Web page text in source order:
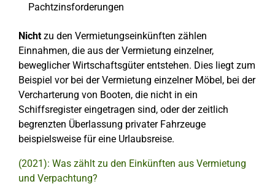
Pachtzinsforderungen
Nichtzu den Vermietungseinkünften zählen
Einnahmen, die aus der Vermietung einzelner,
beweglicher Wirtschaftsgüter entstehen. Dies liegt zum
Beispiel vor bei der Vermietung einzelner Möbel, bei der
Vercharterung von Booten, die nicht in ein
Schiffsregister eingetragen sind, oder der zeitlich
begrenzten Überlassung privater Fahrzeuge
beispielsweise für eine Urlaubsreise.
(2021): Was zählt zu den Einkünften aus Vermietung
und Verpachtung?